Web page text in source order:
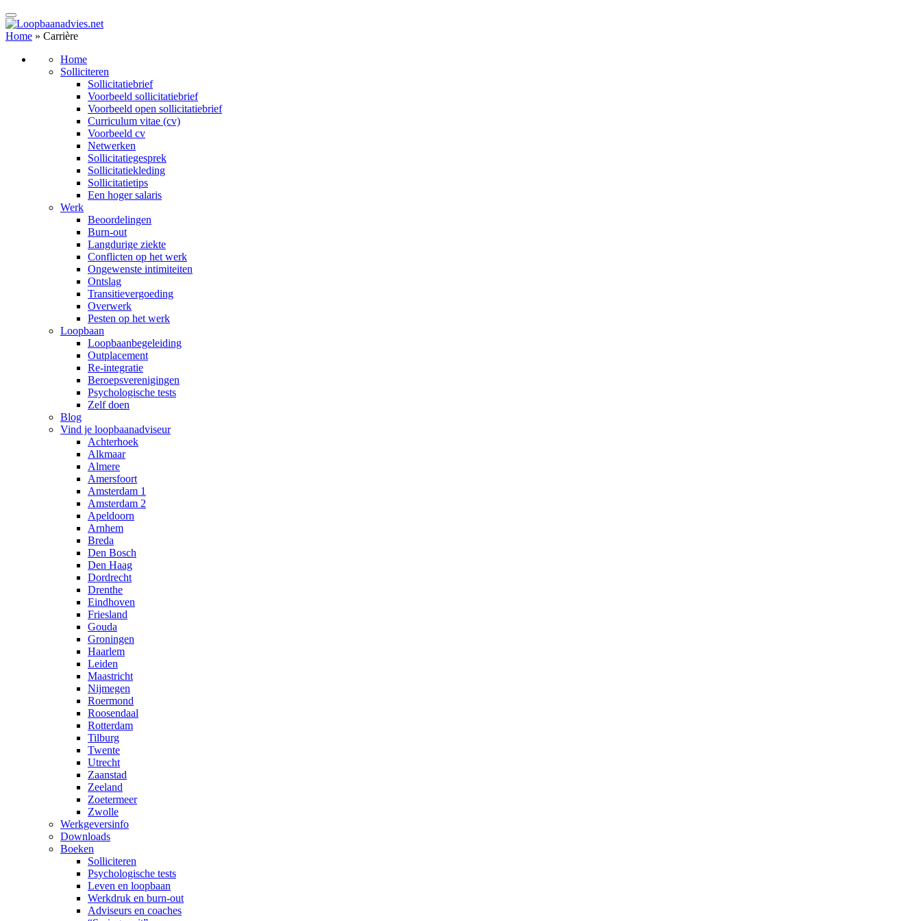
Home » Carrière
Home
Solliciteren
Sollicitatiebrief
Voorbeeld sollicitatiebrief
Voorbeeld open sollicitatiebrief
Curriculum vitae (cv)
Voorbeeld cv
Netwerken
Sollicitatiegesprek
Sollicitatiekleding
Sollicitatietips
Een hoger salaris
Werk
Beoordelingen
Burn-out
Langdurige ziekte
Conflicten op het werk
Ongewenste intimiteiten
Ontslag
Transitievergoeding
Overwerk
Pesten op het werk
Loopbaan
Loopbaanbegeleiding
Outplacement
Re-integratie
Beroepsverenigingen
Psychologische tests
Zelf doen
Blog
Vind je loopbaanadviseur
Achterhoek
Alkmaar
Almere
Amersfoort
Amsterdam 1
Amsterdam 2
Apeldoorn
Arnhem
Breda
Den Bosch
Den Haag
Dordrecht
Drenthe
Eindhoven
Friesland
Gouda
Groningen
Haarlem
Leiden
Maastricht
Nijmegen
Roermond
Roosendaal
Rotterdam
Tilburg
Twente
Utrecht
Zaanstad
Zeeland
Zoetermeer
Zwolle
Werkgeversinfo
Downloads
Boeken
Solliciteren
Psychologische tests
Leven en loopbaan
Werkdruk en burn-out
Adviseurs en coaches